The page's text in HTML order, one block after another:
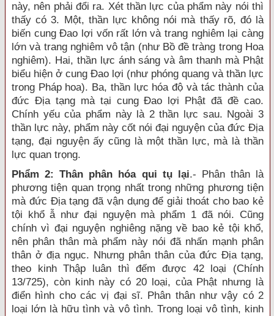
này, nên phải đổi ra. Xét thần lực của phẩm này nói thì
thấy có 3. Một, thần lực không nói mà thấy rõ, đó là
biến cung Đao lợi vốn rất lớn và trang nghiêm lại càng
lớn và trang nghiêm vô tận (như Bồ đề tràng trong Hoa
nghiêm). Hai, thần lực ánh sáng và âm thanh mà Phật
biểu hiện ở cung Đao lợi (như phóng quang và thần lực
trong Pháp hoa). Ba, thần lực hóa độ và tác thành của
đức Địa tạng mà tại cung Đao lợi Phật đã đề cao.
Chính yếu của phẩm này là 2 thần lực sau. Ngoài 3
thần lực này, phẩm này cốt nói đại nguyện của đức Địa
tạng, đại nguyện ấy cũng là một thần lực, mà là thần
lực quan trọng.
Phẩm 2: Thân phân hóa qui tụ lại.- Phân thân là
phương tiện quan trọng nhất trong những phương tiện
mà đức Địa tạng đã vận dụng để giải thoát cho bao kẻ
tội khổ ẫ như đại nguyện mà phẩm 1 đã nói. Cũng
chính vì đại nguyện nghiêng nặng về bao kẻ tội khổ,
nên phân thân mà phẩm này nói đã nhấn mạnh phân
thân ở địa ngục. Nhưng phân thân của đức Địa tạng,
theo kinh Thập luân thì đếm được 42 loại (Chính
13/725), còn kinh này có 20 loại, của Phật nhưng là
điển hình cho các vị đại sĩ. Phân thân như vậy có 2
loại lớn là hữu tình và vô tình. Trong loại vô tình, kinh